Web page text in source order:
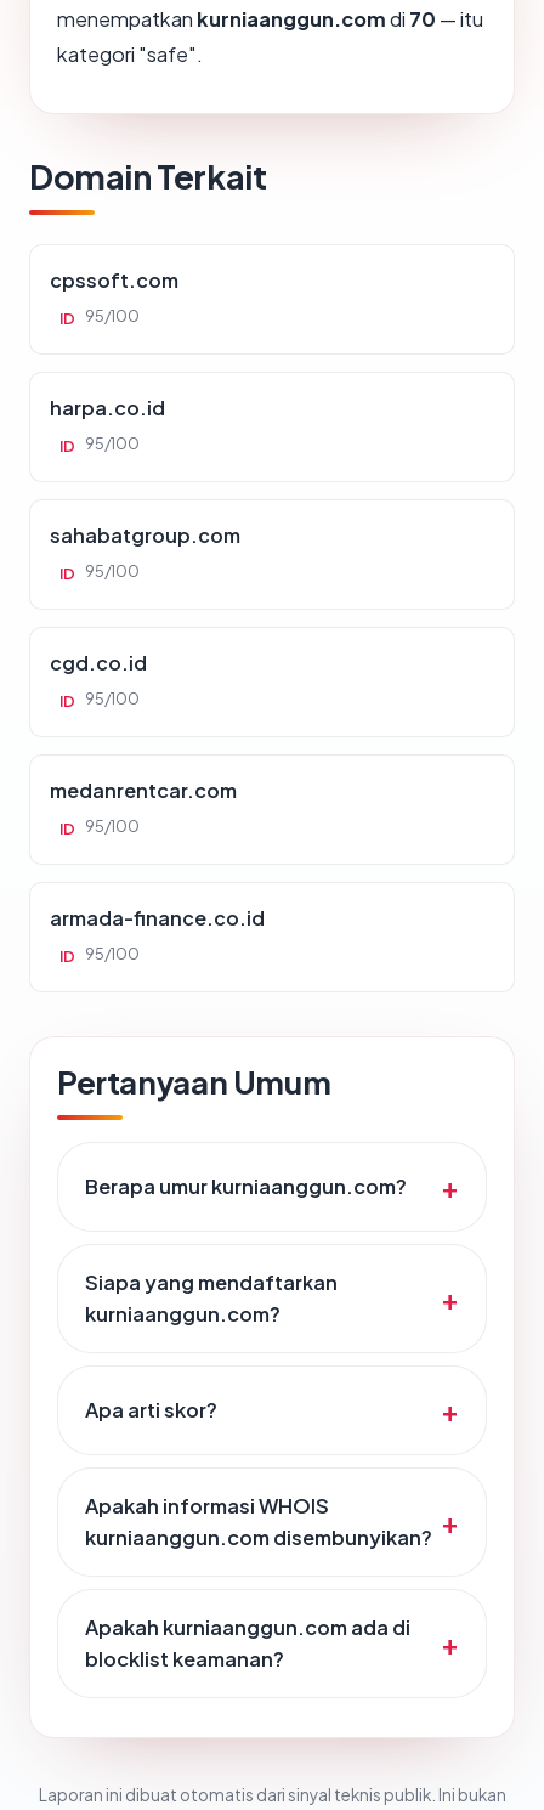
menempatkan kurniaanggun.comdi 70 — itu
kategori "safe".
Domain Terkait
cpssoft.com
ID 95/100
harpa.co.id
ID 95/100
sahabatgroup.com
ID 95/100
cgd.co.id
ID 95/100
medanrentcar.com
ID 95/100
armada-finance.co.id
ID 95/100
Pertanyaan Umum
Berapa umur kurniaanggun.com?
Siapa yang mendaftarkan
kurniaanggun.com?
Apa arti skor?
Apakah informasi WHOIS
kurniaanggun.com disembunyikan?
Apakah kurniaanggun.com ada di
blocklist keamanan?
Laporan ini dibuat otomatis dari sinyal teknis publik. Ini bukan